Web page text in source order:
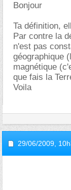
Bonjour
Ta définition,
Par contre la
n'est pas
géographique
magnétique
que fais la
Voila
29/06/2009,